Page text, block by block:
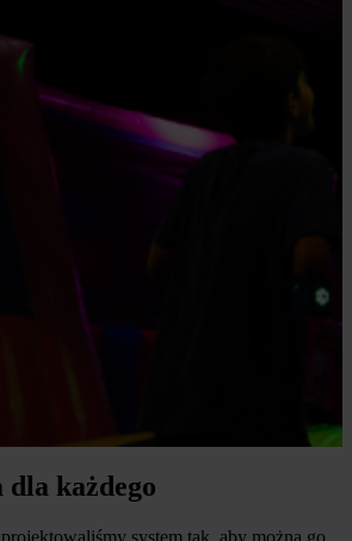
każdego
system tak, aby można go